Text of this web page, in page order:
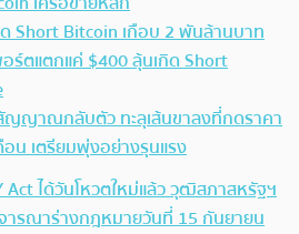
ด Short Bitcoin เกือบ 2 พันล้านบาท
ร์ตแตกแค่ $400 ลุ้นเกิด Short
ญญาณกลับตัว ทะลุเส้นขาลงที่กดราคา
อน เตรียมพุ่งอย่างรุนแรง
Act ได้วันโหวตใหม่แล้ว วุฒิสภาสหรัฐฯ
ารณาร่างกฎหมายวันที่ 15 กันยายน